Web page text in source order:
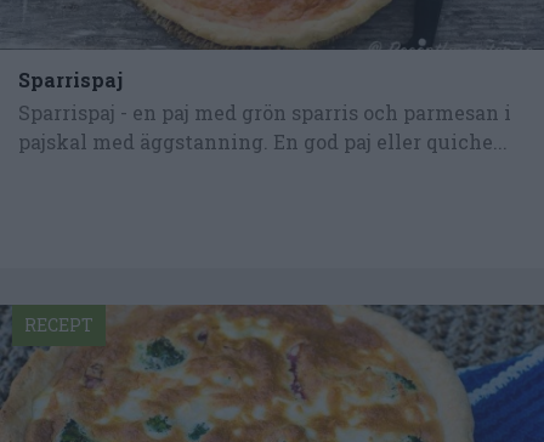
Sparrispaj
Sparrispaj - en paj med grön sparris och parmesan i
pajskal med äggstanning. En god paj eller quiche...
RECEPT